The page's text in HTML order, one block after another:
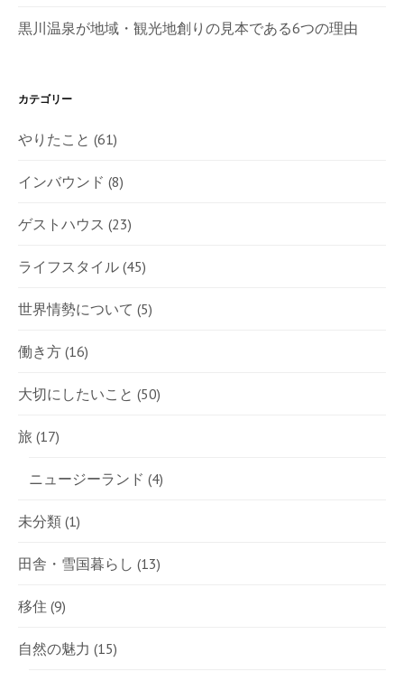
黒川温泉が地域・観光地創りの見本である6つの理由
カテゴリー
やりたこと (61)
インバウンド (8)
ゲストハウス (23)
ライフスタイル (45)
世界情勢について (5)
働き方 (16)
大切にしたいこと (50)
旅 (17)
ニュージーランド (4)
未分類 (1)
田舎・雪国暮らし (13)
移住 (9)
自然の魅力 (15)